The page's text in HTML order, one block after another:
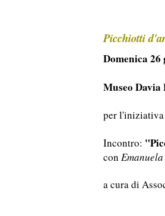
Picchiotti
Domenica 26
Museo
per
Incontro:
con
a cura di